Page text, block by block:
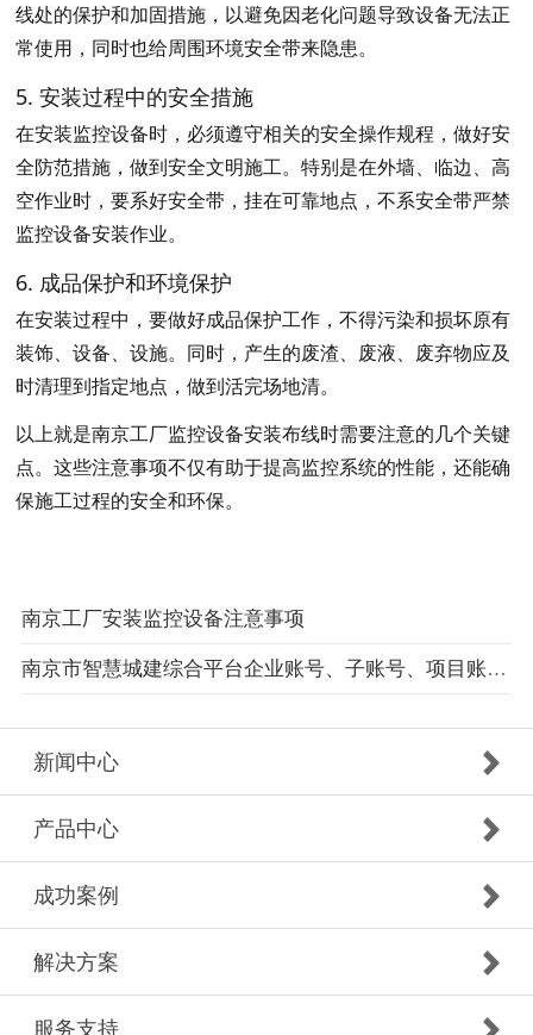
线处的保护和加固措施，以避免因老化问题导致设备无法正
常使用，同时也给周围环境安全带来隐患。
5. 安装过程中的安全措施
在安装监控设备时，必须遵守相关的安全操作规程，做好安
全防范措施，做到安全文明施工。特别是在外墙、临边、高
空作业时，要系好安全带，挂在可靠地点，不系安全带严禁
监控设备安装作业。
6. 成品保护和环境保护
在安装过程中，要做好成品保护工作，不得污染和损坏原有
装饰、设备、设施。同时，产生的废渣、废液、废弃物应及
时清理到指定地点，做到活完场地清。
以上就是南京工厂监控设备安装布线时需要注意的几个关键
点。这些注意事项不仅有助于提高监控系统的性能，还能确
保施工过程的安全和环保。
南京工厂安装监控设备注意事项
南京市智慧城建综合平台企业账号、子账号、项目账号等手机号码变更操作手册
新闻中心
产品中心
成功案例
解决方案
服务支持